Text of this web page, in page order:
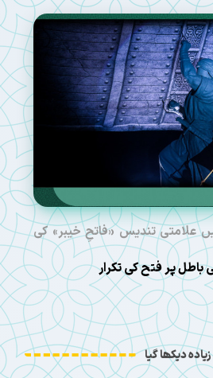
علامتی تندیس «فاتحِ خیبر» کی
پر فتح کی تکرار
زیادہ دیکھا گیا